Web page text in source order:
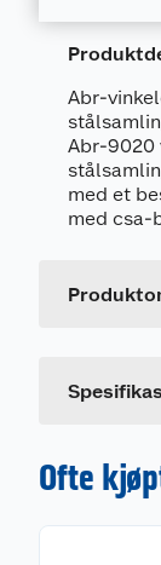
Abr-
Abr-9020
med et
med csa-
Generelt
Ofte